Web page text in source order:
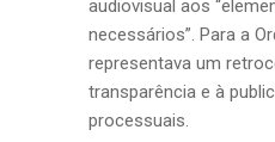
audiovisual aos
necessários”. Para a
representava um
transparência e à
processuais.